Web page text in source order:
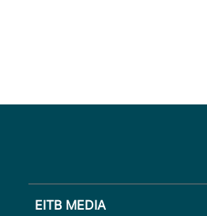
EITB MEDIA